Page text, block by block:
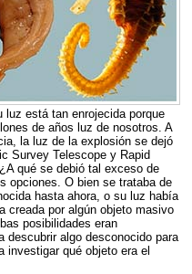
está tan enrojecida porque
de años luz de nosotros. A
la luz de la explosión se dejó
Survey Telescope y Rapid
qué se debió tal exceso de
opciones. O bien se trataba de
hasta ahora, o su luz había
creada por algún objeto masivo
posibilidades eran
descubrir algo desconocido para
investigar qué objeto era el